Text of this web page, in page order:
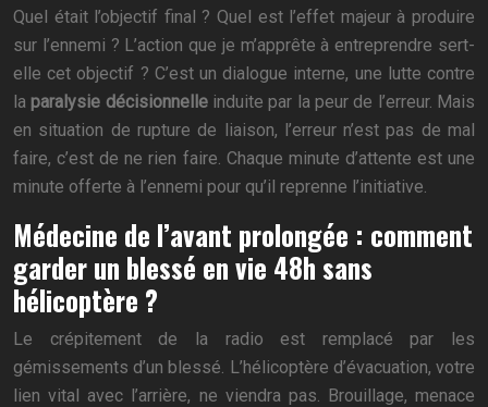
Quel était l’objectif final ? Quel est l’effet majeur à produire
sur l’ennemi ? L’action que je m’apprête à entreprendre sert-
elle cet objectif ? C’est un dialogue interne, une lutte contre
laparalysie décisionnelleinduite par la peur de l’erreur. Mais
en situation de rupture de liaison, l’erreur n’est pas de mal
faire, c’est de ne rien faire. Chaque minute d’attente est une
minute offerte à l’ennemi pour qu’il reprenne l’initiative.
Médecine de l’avant prolongée : comment
garder un blessé en vie 48h sans
hélicoptère ?
Le crépitement de la radio est remplacé par les
gémissements d’un blessé. L’hélicoptère d’évacuation, votre
lien vital avec l’arrière, ne viendra pas. Brouillage, menace